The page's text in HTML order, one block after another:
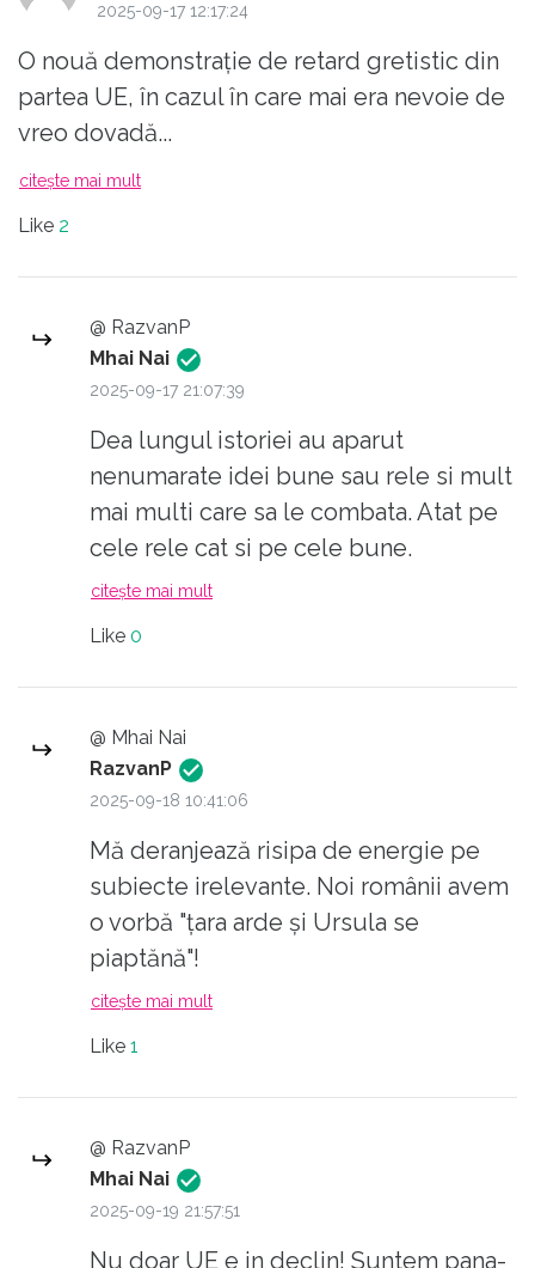
2025-09-17 12:17:24
O nouă demonstrație de retard gretistic din
partea UE, în cazul în care mai era nevoie de
vreo dovadă...
citește mai mult
Like 2
@ RazvanP
Mhai Nai
2025-09-17 21:07:39
Dea lungul istoriei au aparut
nenumarate idei bune sau rele si mult
mai multi care sa le combata. Atat pe
cele rele cat si pe cele bune.
PS: te deranjeaza ca o sa gasesti mai
citește mai mult
Like 0
@ Mhai Nai
RazvanP
2025-09-18 10:41:06
Mă deranjează risipa de energie pe
subiecte irelevante. Noi românii avem
o vorbă "țara arde și Ursula se
piaptănă"!
Dacă ar folosi 10% din energia pe care
chestiile cu adevărat importante UE n-
ar mai fi în declin total...
citește mai mult
Like 1
@ RazvanP
Mhai Nai
2025-09-19 21:57:51
Nu doar UE e in declin! Suntem pana-